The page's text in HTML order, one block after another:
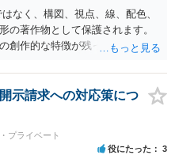
通常、著作物性は認められにく
構成の一部に創作性が認められ
ご相談者の写真や文章等を制作
作を担当した事実を記載した
る行為まで当然に禁止できると
特定可能性等から判断されま
なく、構図、視点、線、配色、
の著作物として保護されます。
創作的な特徴が残っていれば、
りません。 ② 出典を記載するだ
自分の説明や批評が主で、図が
と、引用部分が明確に区別さ
どが必要です。勉強ノートの教
る場合、引用と認められにくい
示請求への対応策につ
プライベート
役にたった 3